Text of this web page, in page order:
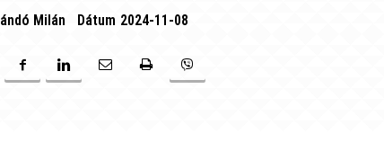
Milán Dátum 2024-11-08